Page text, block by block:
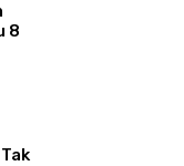
8